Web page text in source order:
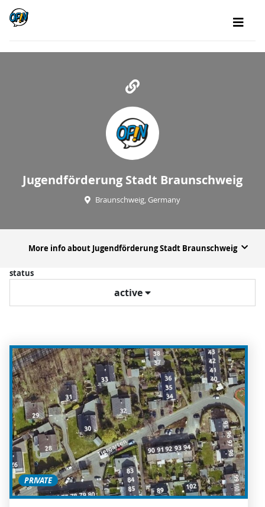
Jugendförderung Stadt Braunschweig
Braunschweig, Germany
More info about Jugendförderung Stadt Braunschweig
status
active
PRIVATE